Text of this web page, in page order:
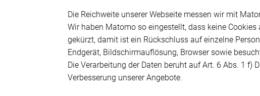
Die Reichweite unserer Webseite messen wir mit
Wir haben Matomo so eingestellt, dass keine
gekürzt, damit ist ein Rückschluss auf einzelne
Endgerät, Bildschirmauflösung, Browser sowie
Die Verarbeitung der Daten beruht auf Art. 6 Abs. 1 f)
Verbesserung unserer Angebote.